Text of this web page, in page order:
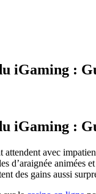
iGaming :
iGaming :
attendent avec
d’araignée animées
des gains aussi